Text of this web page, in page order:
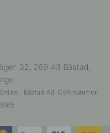
32, 269 43 Båstad,
i Båstad AB. CVR-nummer: